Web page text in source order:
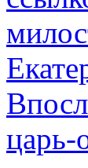
царь-